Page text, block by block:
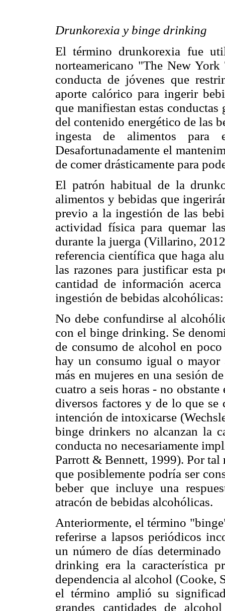
Drunkorexia y binge drinking
El término drunkorexia fue
norteamericano "The New
conducta de jóvenes que
aporte calórico para ingerir
que manifiestan estas
del contenido energético de las
ingesta de alimentos para
Desafortunadamente el
de comer drásticamente para
El patrón habitual de la
alimentos y bebidas que
previo a la ingestión de las
actividad física para quemar
durante la juerga (Villarino,
referencia científica que haga
las razones para justificar esta
cantidad de información
ingestión de bebidas
No debe confundirse al
con el binge drinking. Se
de consumo de alcohol en
hay un consumo igual o mayor
más en mujeres en una sesión
cuatro a seis horas - no
diversos factores y de lo que
intención de intoxicarse
binge drinkers no alcanzan la
conducta no necesariamente
Parrott & Bennett, 1999). Por
que posiblemente podría ser
beber que incluye una
atracón de bebidas alcohólicas.
Anteriormente, el término
referirse a lapsos periódicos
un número de días
drinking era la característica
dependencia al alcohol (Cooke,
el término amplió su
grandes cantidades de